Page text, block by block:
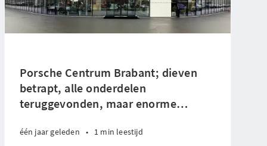
Porsche Centrum Brabant; dieven
betrapt, alle onderdelen
teruggevonden, maar enorme…
één jaar geleden • 1 min leestijd